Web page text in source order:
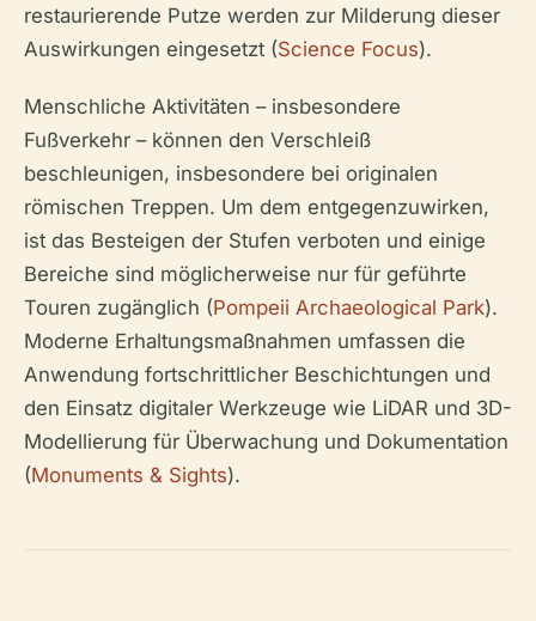
restaurierende Putze werden zur Milderung dieser
Auswirkungen eingesetzt (Science Focus).
Menschliche Aktivitäten – insbesondere
Fußverkehr – können den Verschleiß
beschleunigen, insbesondere bei originalen
römischen Treppen. Um dem entgegenzuwirken,
ist das Besteigen der Stufen verboten und einige
Bereiche sind möglicherweise nur für geführte
Touren zugänglich (Pompeii Archaeological Park).
Moderne Erhaltungsmaßnahmen umfassen die
Anwendung fortschrittlicher Beschichtungen und
den Einsatz digitaler Werkzeuge wie LiDAR und 3D-
Modellierung für Überwachung und Dokumentation
(Monuments & Sights).